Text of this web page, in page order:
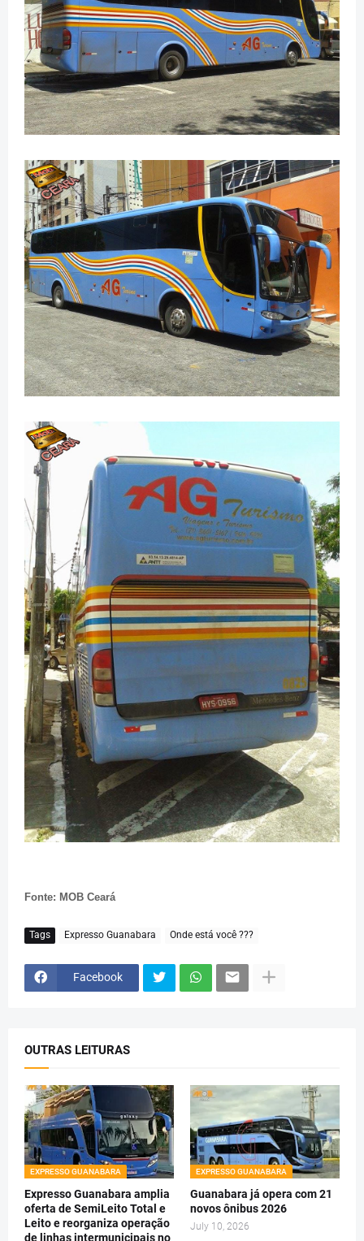
Fonte: MOB Ceará
Tags Expresso Guanabara Onde está você ???
Facebook
OUTRAS LEITURAS
EXPRESSO GUANABARA
Expresso Guanabara amplia
oferta de SemiLeito Total e
Leito e reorganiza operação
de linhas intermunicipais no
EXPRESSO GUANABARA
Guanabara já opera com 21
novos ônibus 2026
July 10, 2026